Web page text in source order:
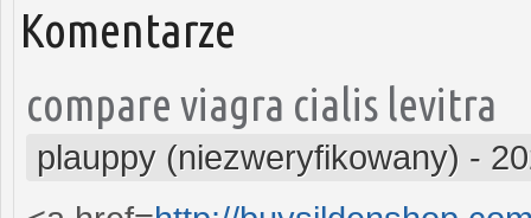
Komentarze
compare viagra cialis levitra
plauppy (niezweryfikowany) -